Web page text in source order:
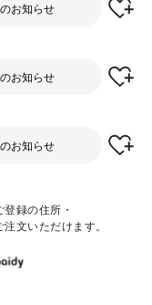
お知らせ
お知らせ
お知らせ
録の住所・
文いただけます。